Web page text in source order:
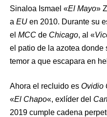
Sinaloa Ismael «El Mayo»
a EU en 2010. Durante su
el MCC de Chicago, al «
el patio de la azotea donde
temor a que escapara en
Ahora el recluido es Ovidio
«El Chapo«, exlíder del
2019 cumple cadena